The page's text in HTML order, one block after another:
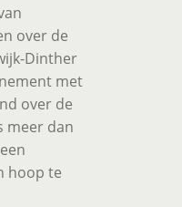
over de
Dinther
met
over de
meer dan
hoop te